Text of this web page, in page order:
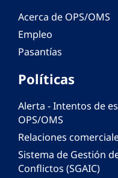
Acerca de OPS/OMS
Empleo
Pasantías
Políticas
Alerta - Intentos de
OPS/OMS
Relaciones
Sistema de Gestión
Conflictos (SGAIC)